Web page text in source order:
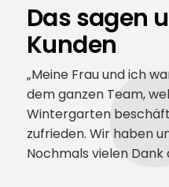
Das sagen
Kunden
Meine Frau und ich
dem ganzen Team,
Wintergarten
zufrieden. Wir haben
Nochmals vielen Dank